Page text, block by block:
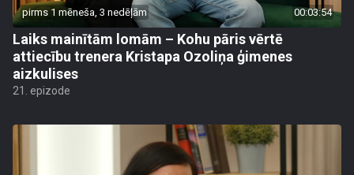
pirms 1 mēneša, 3 nedēļām 00:03:54
Laiks mainītām lomām – Kohu pāris vērtē
attiecību trenera Kristapa Ozoliņa ģimenes
aizkulises
21. epizode